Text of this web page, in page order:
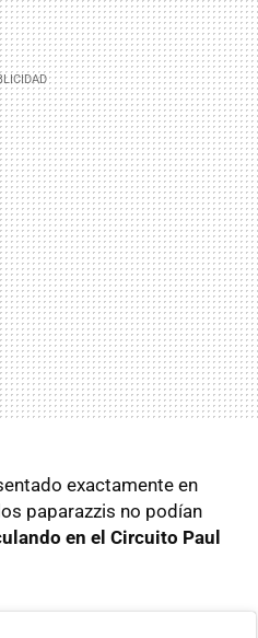
exactamente en
paparazzis no podían
en el Circuito Paul